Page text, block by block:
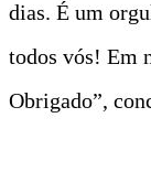
dias. É um
todos vós! Em
Obrigado”,